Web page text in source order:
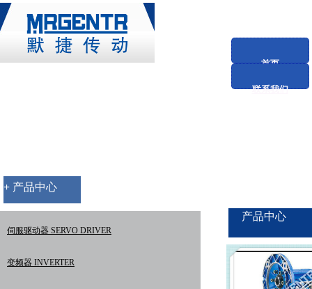
首页
联系我们
+ 产品中心
伺服驱动器 SERVO DRIVER
变频器 INVERTER
产品中心